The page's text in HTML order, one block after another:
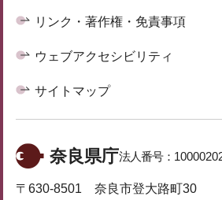
リンク・著作権・免責事項
ウェブアクセシビリティ
サイトマップ
奈良県庁法人番号：
〒630-8501 奈良市登大路町30